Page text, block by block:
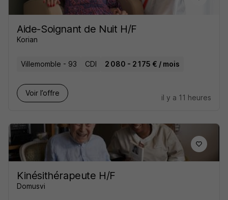
Aide-Soignant de Nuit H/F
Korian
Villemomble - 93 CDI 2 080 - 2 175 € / mois
Voir l’offre
il y a 11 heures
Kinésithérapeute H/F
Domusvi